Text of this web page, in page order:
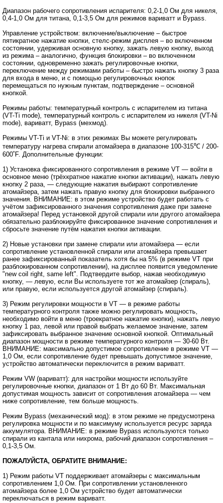
Диапазон рабочего сопротивления испарителя: 0,2-1,0 Ом для никеля,
0,4-1,0 Ом для титана, 0,1-3,5 Ом для режимов вариватт и Bypass.
Управление устройством: включение/выключение – быстрое
пятикратное нажатие кнопки, стелс-режим дисплея – во включенном
состоянии, удерживая основную кнопку, зажать левую кнопку, выход
из режима – аналогично, функция блокировки – во включенном
состоянии, одновременно зажать регулировочные кнопки,
переключение между режимами работы – быстро нажать кнопку 3 раза
для входа в меню, и с помощью регулировочных кнопок
перемещаться по нужным пунктам, подтверждение – основной
кнопкой.
Режимы работы: температурный контроль с испарителем из титана
(VT-Ti mode), температурный контроль с испарителем из никеля (VT-Ni
mode), вариватт, Bypass (мехмод).
Режимы VT-Ti и VT-Ni: в этих режимах Вы можете регулировать
температуру нагрева спирали атомайзера в диапазоне 100-315℃ / 200-
600˚F. Дополнительные функции:
1) Установка фиксированного сопротивления в режиме VT ― войти в
основное меню (трёхкратное нажатие кнопки активации), нажать левую
кнопку 2 раза, ― следующие нажатия выбирают сопротивление
атомайзера, затем нажать правую кнопку для блокировки выбранного
значения. ВНИМАНИЕ: в этом режиме устройство будет работать с
учётом зафиксированного значения сопротивления даже при замене
атомайзера! Перед установкой другой спирали или другого атомайзера
обязательно разблокируйте фиксированное значение сопротивления и
сбросьте значение путём нажатия кнопки активации.
2) Новые установки при замене спирали или атомайзера ― если
сопротивление установленной спирали или атомайзера превышает
ранее зафиксированный показатель хотя бы на 5% (в режиме VT при
разблокированном сопротивлении), на дисплее появится уведомление
"new coil right, same left". Подтвердите выбор, нажав необходимую
кнопку, ― левую, если Вы используете тот же атомайзер (спираль),
или правую, если используется другой атомайзер (спираль).
3) Режим регулировки мощности в VT ― в режиме работы
температурного контроля также можно регулировать мощность,
необходимо войти в меню (троекратное нажатие кнопки), нажать левую
кнопку 1 раз, левой или правой выбрать желаемое значение, затем
зафиксировать выбранное значение основной кнопкой. Оптимальный
диапазон мощности в режиме температурного контроля ― 30-60 Вт.
ВНИМАНИЕ: максимально допустимое сопротивление в режиме VT ―
1,0 Ом, если сопротивление будет превышать допустимое значение,
устройство автоматически переключится в режим вариватт.
Режим VW (вариватт): для настройки мощности используйте
регулировочные кнопки, диапазон от 1 Вт до 60 Вт. Максимальная
допустимая мощность зависит от сопротивления атомайзера ― чем
ниже сопротивление, тем больше мощность.
Режим Bypass (механический мод): в этом режиме не предусмотрена
регулировка мощности и по максимуму используется ресурс заряда
аккумулятора. ВНИМАНИЕ: в режиме Bypass используются только
спирали из кантала или нихрома, рабочий диапазон сопротивления –
0,1-3,5 Ом.
ПОЖАЛУЙСТА, ОБРАТИТЕ ВНИМАНИЕ:
1) Режим работы VT поддерживает атомайзеры с максимальным
сопротивлением 1,0 Ом. При сопротивлении установленного
атомайзера более 1,0 Ом устройство будет автоматически
переключаться в режим вариватт.